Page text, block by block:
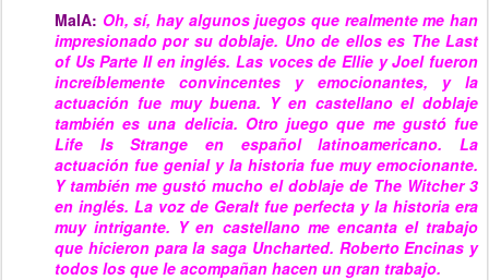
MaIA: Oh, sí, hay algunos juegos que realmente me han
impresionado por su doblaje. Uno de ellos es The Last
of Us Parte II en inglés. Las voces de Ellie y Joel fueron
increíblemente convincentes y emocionantes, y la
actuación fue muy buena. Y en castellano el doblaje
también es una delicia. Otro juego que me gustó fue
Life Is Strange en español latinoamericano. La
actuación fue genial y la historia fue muy emocionante.
Y también me gustó mucho el doblaje de The Witcher 3
en inglés. La voz de Geralt fue perfecta y la historia era
muy intrigante. Y en castellano me encanta el trabajo
que hicieron para la saga Uncharted. Roberto Encinas y
todos los que le acompañan hacen un gran trabajo.